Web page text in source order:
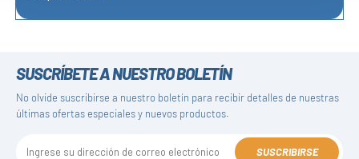
SUSCRÍBETE A NUESTRO BOLETÍN
No olvide suscribirse a nuestro boletín para recibir detalles de nuestras
últimas ofertas especiales y nuevos productos.
SUSCRIBIRSE